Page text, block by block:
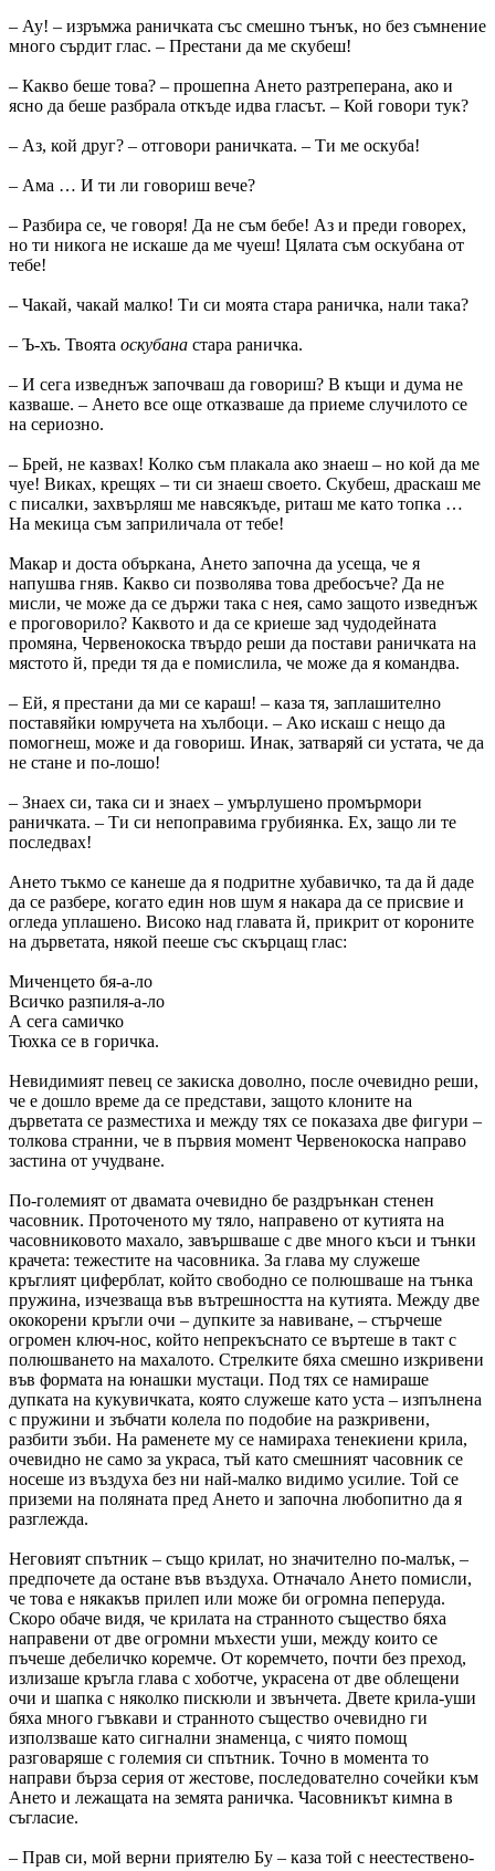
– Ау! – изръмжа раничката със смешно тънък, но без съмнение
много сърдит глас. – Престани да ме скубеш!
– Какво беше това? – прошепна Ането разтреперана, ако и
ясно да беше разбрала откъде идва гласът. – Кой говори тук?
– Аз, кой друг? – отговори раничката. – Ти ме оскуба!
– Ама … И ти ли говориш вече?
– Разбира се, че говоря! Да не съм бебе! Аз и преди говорех,
но ти никога не искаше да ме чуеш! Цялата съм оскубана от
тебе!
– Чакай, чакай малко! Ти си моята стара раничка, нали така?
– Ъ-хъ. Твоята оскубана стара раничка.
– И сега изведнъж започваш да говориш? В къщи и дума не
казваше. – Ането все още отказваше да приеме случилото се
на сериозно.
– Брей, не казвах! Колко съм плакала ако знаеш – но кой да ме
чуе! Виках, крещях – ти си знаеш своето. Скубеш, драскаш ме
с писалки, захвърляш ме навсякъде, риташ ме като топка …
На мекица съм заприличала от тебе!
Макар и доста объркана, Ането започна да усеща, че я
напушва гняв. Какво си позволява това дребосъче? Да не
мисли, че може да се държи така с нея, само защото изведнъж
е проговорило? Каквото и да се криеше зад чудодейната
промяна, Червенокоска твърдо реши да постави раничката на
мястото й, преди тя да е помислила, че може да я командва.
– Ей, я престани да ми се караш! – каза тя, заплашително
поставяйки юмручета на хълбоци. – Ако искаш с нещо да
помогнеш, може и да говориш. Инак, затваряй си устата, че да
не стане и по-лошо!
– Знаех си, така си и знаех – умърлушено промърмори
раничката. – Ти си непоправима грубиянка. Ех, защо ли те
последвах!
Ането тъкмо се канеше да я подритне хубавичко, та да й даде
да се разбере, когато един нов шум я накара да се присвие и
огледа уплашено. Високо над главата й, прикрит от короните
на дърветата, някой пееше със скърцащ глас:
Миченцето бя-а-ло
Всичко разпиля-а-ло
А сега самичко
Тюхка се в горичка.
Невидимият певец се закиска доволно, после очевидно реши,
че е дошло време да се пред­стави, защото клоните на
дърветата се разместиха и между тях се показаха две фигури –
толкова странни, че в първия момент Червенокоска направо
застина от учудване.
По-големият от двамата очевидно бе раздрънкан стенен
часовник. Проточеното му тяло, на­правено от кутията на
часовниковото махало, завършваше с две много къси и тънки
крачета: тежестите на часовника. За глава му служеше
кръглият циферблат, който свободно се полюшваше на тънка
пружина, изчезваща във вътрешността на кутията. Между две
ококорени кръгли очи – дупките за навиване, – стърчеше
огромен ключ-нос, който непрекъснато се въртеше в такт с
полюшването на махалото. Стрелките бяха смешно изкривени
във формата на юнашки мустаци. Под тях се намираше
дупката на кукувичката, която служеше като уста – изпълнена
с пружини и зъбчати колела по подобие на разкривени,
разбити зъби. На раменете му се намираха тенекиени крила,
очевидно не само за украса, тъй като смешният часовник се
носеше из въздуха без ни най-малко видимо усилие. Той се
приземи на поляната пред Ането и започна любопитно да я
разглежда.
Неговият спътник – също крилат, но значително по-малък, –
предпочете да остане във въздуха. Отначало Ането помисли,
че това е някакъв прилеп или може би огромна пеперуда.
Скоро обаче видя, че крилата на странното същество бяха
направени от две огромни мъхести уши, между които се
пъчеше дебеличко коремче. От коремчето, почти без преход,
излизаше кръгла глава с хоботче, украсена от две облещени
очи и шапка с няколко пискюли и звънчета. Двете крила-уши
бяха много гъвкави и странното същество очевидно ги
използваше като сигнални знаменца, с чиято помощ
разговаряше с големия си спътник. Точно в момента то
направи бърза серия от жестове, последователно сочейки към
Ането и лежащата на земята раничка. Часовникът кимна в
съгласие.
– Прав си, мой верни приятелю Бу – каза той с неестествено-